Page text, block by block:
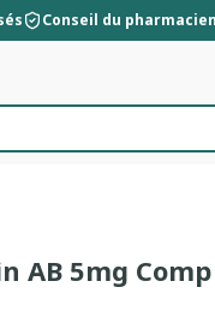
Conseil du pharmacien
AB 5mg